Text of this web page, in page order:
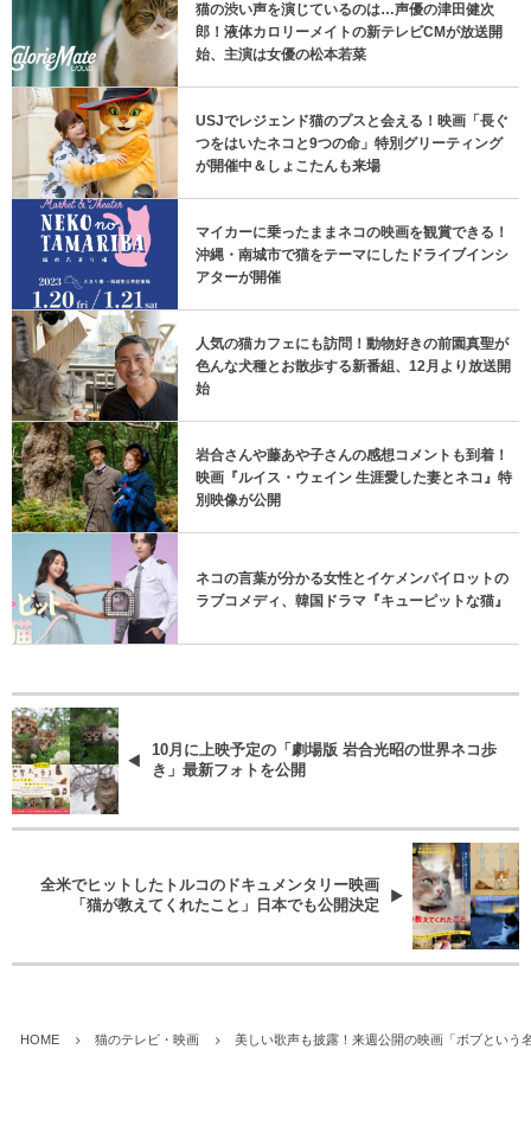
猫の渋い声を演じているのは…声優の津田健次
郎！液体カロリーメイトの新テレビCMが放送開
始、主演は女優の松本若菜
USJでレジェンド猫のプスと会える！映画「長ぐ
つをはいたネコと9つの命」特別グリーティング
が開催中＆しょこたんも来場
マイカーに乗ったままネコの映画を観賞できる！
沖縄・南城市で猫をテーマにしたドライブインシ
アターが開催
人気の猫カフェにも訪問！動物好きの前園真聖が
色んな犬種とお散歩する新番組、12月より放送開
始
岩合さんや藤あや子さんの感想コメントも到着！
映画『ルイス・ウェイン 生涯愛した妻とネコ』特
別映像が公開
ネコの言葉が分かる女性とイケメンパイロットの
ラブコメディ、韓国ドラマ『キューピットな猫』
10月に上映予定の「劇場版 岩合光昭の世界ネコ歩
き」最新フォトを公開
全米でヒットしたトルコのドキュメンタリー映画
「猫が教えてくれたこと」日本でも公開決定
HOME 猫のテレビ・映画 美しい歌声も披露！来週公開の映画「ボブという